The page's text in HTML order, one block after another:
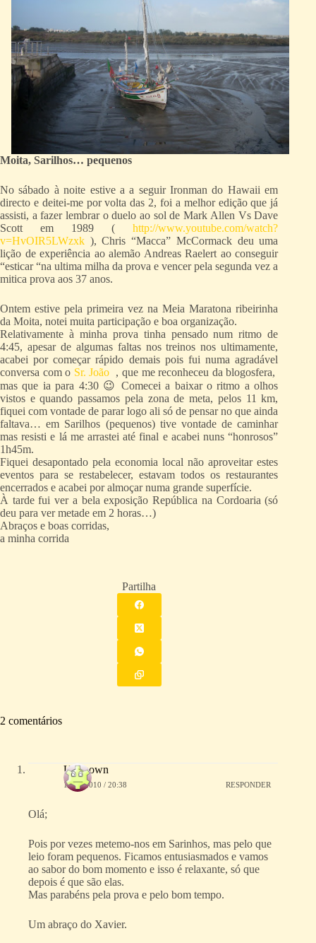
Moita, Sarilhos… pequenos
No sábado à noite estive a a seguir Ironman do Hawaii em
directo e deitei-me por volta das 2, foi a melhor edição que já
assisti, a fazer lembrar o duelo ao sol de Mark Allen Vs Dave
Scott em 1989 (http://www.youtube.com/watch?
v=HvOIR5LWzxk ), Chris “Macca” McCormack deu uma
lição de experiência ao alemão Andreas Raelert ao conseguir
“esticar “na ultima milha da prova e vencer pela segunda vez a
mitica prova aos 37 anos.
Ontem estive pela primeira vez na Meia Maratona ribeirinha
da Moita, notei muita participação e boa organização.
Relativamente à minha prova tinha pensado num ritmo de
4:45, apesar de algumas faltas nos treinos nos ultimamente,
acabei por começar rápido demais pois fui numa agradável
conversa com o Sr. João , que me reconheceu da blogosfera,
mas que ia para 4:30 😉 Comecei a baixar o ritmo a olhos
vistos e quando passamos pela zona de meta, pelos 11 km,
fiquei com vontade de parar logo ali só de pensar no que ainda
faltava… em Sarilhos (pequenos) tive vontade de caminhar
mas resisti e lá me arrastei até final e acabei nuns “honrosos”
1h45m.
Fiquei desapontado pela economia local não aproveitar estes
eventos para se restabelecer, estavam todos os restaurantes
encerrados e acabei por almoçar numa grande superfície.
À tarde fui ver a bela exposição República na Cordoaria (só
deu para ver metade em 2 horas…)
Abraços e boas corridas,
a minha corrida
Partilha
2 comentários
Unknown
12/10/2010 / 20:38 RESPONDER
Olá;
Pois por vezes metemo-nos em Sarinhos, mas pelo que
leio foram pequenos. Ficamos entusiasmados e vamos
ao sabor do bom momento e isso é relaxante, só que
depois é que são elas.
Mas parabéns pela prova e pelo bom tempo.
Um abraço do Xavier.